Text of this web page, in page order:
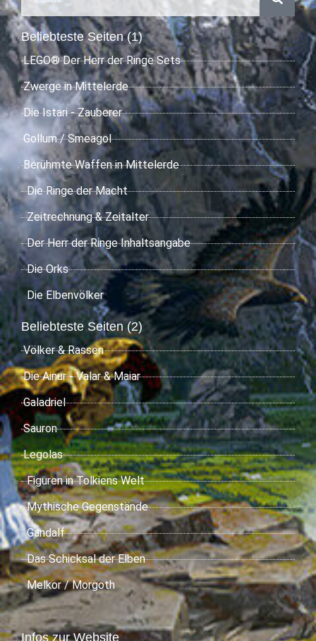
Beliebteste Seiten (1)
LEGO® Der Herr der Ringe Sets
Zwerge in Mittelerde
Die Istari - Zauberer
Gollum / Smeagol
Berühmte Waffen in Mittelerde
Die Ringe der Macht
Zeitrechnung & Zeitalter
Der Herr der Ringe Inhaltsangabe
Die Orks
Die Elbenvölker
Beliebteste Seiten (2)
Völker & Rassen
Die Ainur - Valar & Maiar
Galadriel
Sauron
Legolas
Figuren in Tolkiens Welt
Mythische Gegenstände
Gandalf
Das Schicksal der Elben
Melkor / Morgoth
Infos zur Website